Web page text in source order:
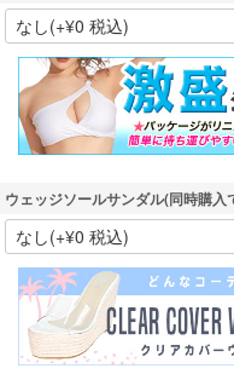
(
必
須
)
ウェッジソールサンダル(同時購入